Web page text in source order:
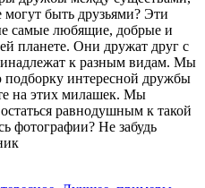
могут быть друзьями? Эти
самые любящие, добрые и
планете. Они дружат друг с
к разным видам. Мы
подборку интересной дружбы
на этих милашек. Мы
равнодушным к такой
фотографии? Не забудь